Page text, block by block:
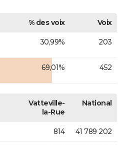
% des voix
Voix
30,99% 203
69,01% 452
Vatteville-
la-Rue
National
814 41 789 202